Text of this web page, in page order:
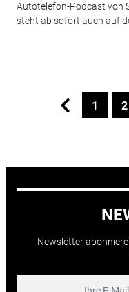
Autotelefon-Podcast von
steht ab sofort auch auf
1 2
Newsletter